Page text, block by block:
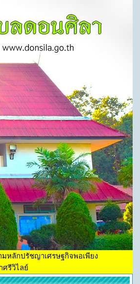
หลักปรัชญาเศรษฐกิจพอเพียง
ศรีวิไลย์